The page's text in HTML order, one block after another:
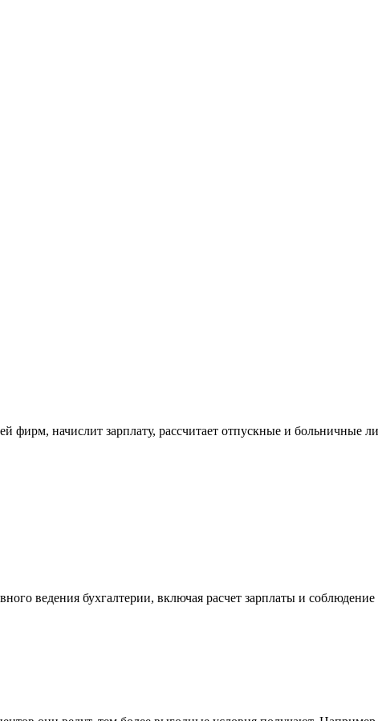
фирм, начислит зарплату, рассчитает отпускные и больничные
ведения бухгалтерии, включая расчет зарплаты и